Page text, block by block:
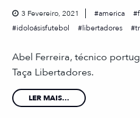
3 Fevereiro, 2021 america
idoloásisfutebol
libertadores
Abel Ferreira, técnico
Taça Libertadores.
LER MAIS...